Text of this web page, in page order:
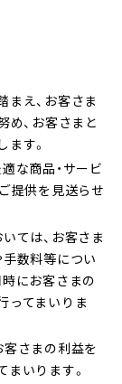
え、お客さま
め、お客さまと
す。
な商品・サービ
提供を見送らせ
ては、お客さま
数料等につい
にお客さまの
ってまいりま
さまの利益を
いります。